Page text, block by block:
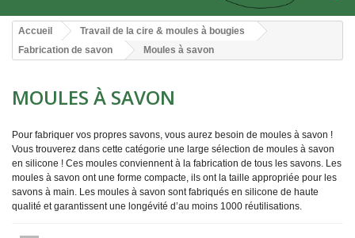
Accueil
Travail de la cire & moules à bougies
Fabrication de savon
Moules à savon
MOULES À SAVON
Pour fabriquer vos propres savons, vous aurez besoin de moules à savon !
Vous trouverez dans cette catégorie une large sélection de moules à savon
en silicone ! Ces moules conviennent à la fabrication de tous les savons. Les
moules à savon ont une forme compacte, ils ont la taille appropriée pour les
savons à main. Les moules à savon sont fabriqués en silicone de haute
qualité etgarantissent une longévité d’au moins 1000 réutilisations.